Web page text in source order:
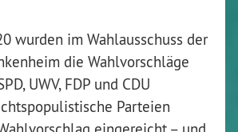
wurden im Wahlausschuss der
die Wahlvorschläge
UWV, FDP und CDU
Parteien